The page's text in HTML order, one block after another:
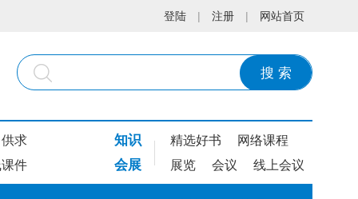
登陆 | 注册 | 网站首页
搜 索
供求
件
知识 精选好书 网络课程
会展 展览 会议 线上会议